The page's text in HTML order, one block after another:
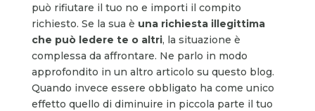
può rifiutare il tuo no e importi il compito
richiesto. Se la sua è una richiesta illegittima
che può ledere te o altri, la situazione è
complessa da affrontare. Ne parlo in modo
approfondito in un altro articolo su questo blog.
Quando invece essere obbligato ha come unico
effetto quello di diminuire in piccola parte il tuo